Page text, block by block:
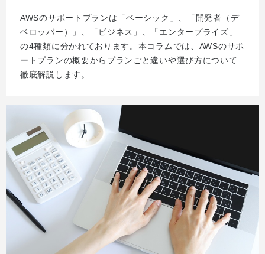
AWSのサポートプランは「ベーシック」、「開発者（デ
ベロッパー）」、「ビジネス」、「エンタープライズ」
の4種類に分かれております。本コラムでは、AWSのサポ
ートプランの概要からプランごと違いや選び方について
徹底解説します。